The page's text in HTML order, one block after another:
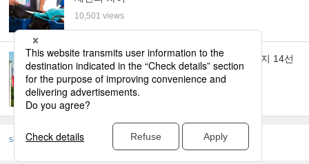
10,501 views
매력 넘치는 폴란드! 꼭 가봐야 할 대표 관광지 14선
｜볼거리 총정리
10,210 views
skyticket 여행 정보 TOP 여행정보